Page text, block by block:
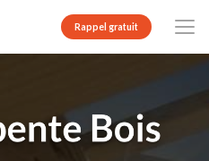
Rappel gratuit